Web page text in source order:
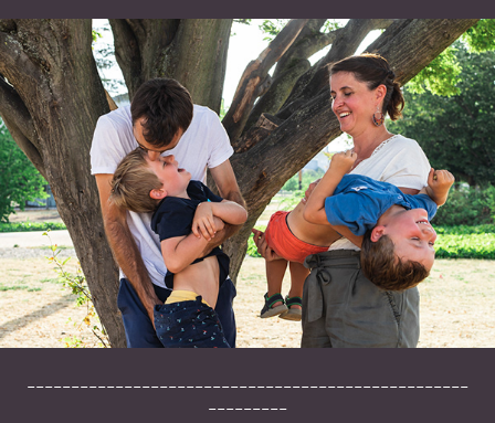
--------------------------------------------------
---------